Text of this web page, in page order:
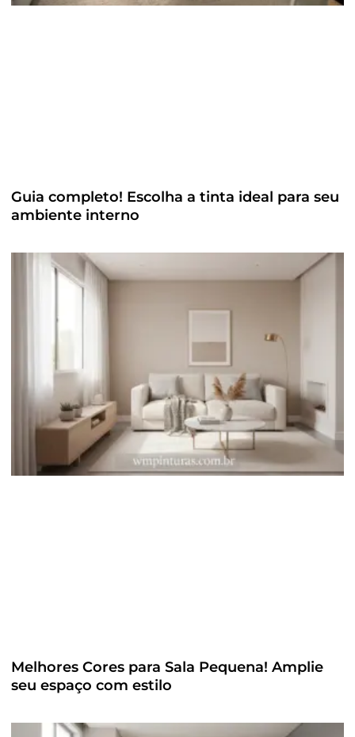
Guia completo! Escolha a tinta ideal para seu
ambiente interno
Melhores Cores para Sala Pequena! Amplie
seu espaço com estilo